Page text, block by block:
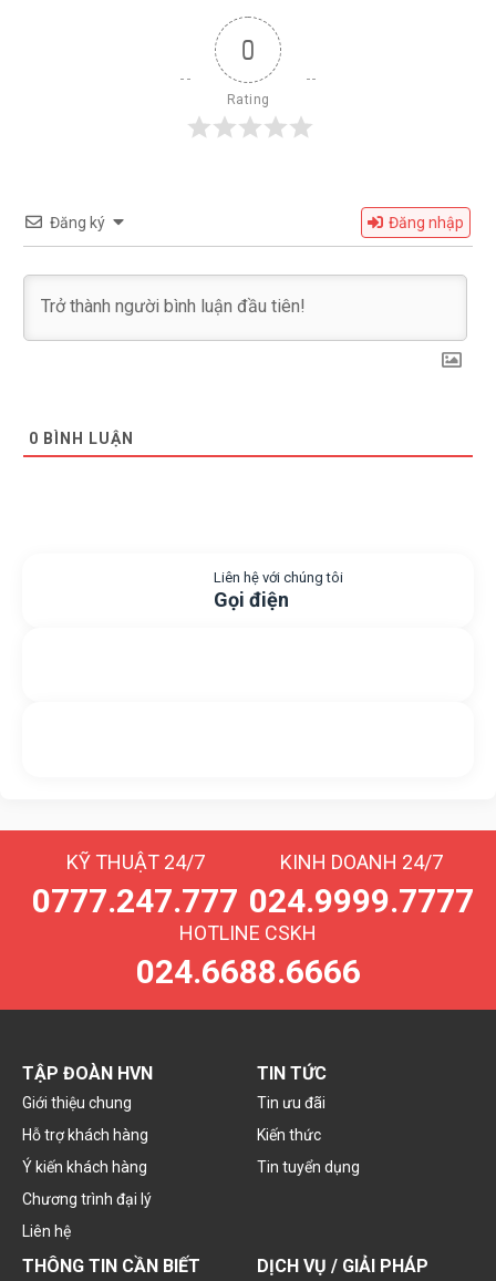
0
Rating
Đăng ký Đăng nhập
0 BÌNH LUẬN
Liên hệ với chúng tôi
Gọi điện
KỸ THUẬT 24/7
0777.247.777
KINH DOANH 24/7
024.9999.7777
HOTLINE CSKH
024.6688.6666
TẬP ĐOÀN HVN
Giới thiệu chung
Hỗ trợ khách hàng
Ý kiến khách hàng
Chương trình đại lý
Liên hệ
TIN TỨC
Tin ưu đãi
Kiến thức
Tin tuyển dụng
THÔNG TIN CẦN BIẾT DỊCH VỤ / GIẢI PHÁP